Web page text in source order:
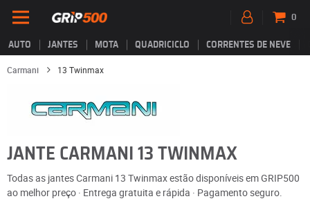
AUTO JANTES MOTA QUADRICICLO CORRENTES DE NEVE
0
Carmani 13 Twinmax
JANTE CARMANI 13 TWINMAX
Todas as jantes Carmani 13 Twinmax estão disponíveis em GRIP500
ao melhor preço · Entrega gratuita e rápida · Pagamento seguro.